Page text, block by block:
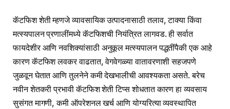
कॅटफिश शेती म्हणजे व्यावसायिक उत्पादनासाठी तलाव, टाक्या किंवा
मत्स्यपालन प्रणालींमध्ये कॅटफिशची नियंत्रित लागवड. ही सर्वात
फायदेशीर आणि नवशिक्यांसाठी अनुकूल मत्स्यपालन पद्धतींपैकी एक आहे
कारण कॅटफिश लवकर वाढतात, वेगवेगळ्या वातावरणाशी सहजपणे
जुळवून घेतात आणि तुलनेने कमी देखभालीची आवश्यकता असते. बरेच
नवीन शेतकरी प्रभावी कॅटफिश शेती टिप्स शोधतात कारण हा व्यवसाय
सुसंगत मागणी, कमी ऑपरेशनल खर्च आणि योग्यरित्या व्यवस्थापित